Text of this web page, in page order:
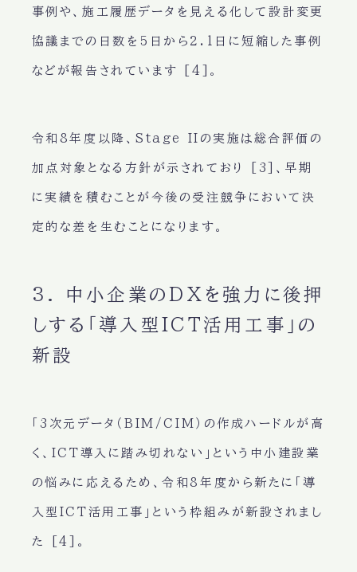
事例や、施工履歴データを見える化して設計変更
協議までの日数を5日から2.1日に短縮した事例
などが報告されています [4]。
令和8年度以降、Stage IIの実施は総合評価の
加点対象となる方針が示されており [3]、早期
に実績を積むことが今後の受注競争において決
定的な差を生むことになります。
3. 中小企業のDXを強力に後押
しする「導入型ICT活用工事」の
新設
「3次元データ（BIM/CIM）の作成ハードルが高
く、ICT導入に踏み切れない」という中小建設業
の悩みに応えるため、令和8年度から新たに「導
入型ICT活用工事」という枠組みが新設されまし
た [4]。